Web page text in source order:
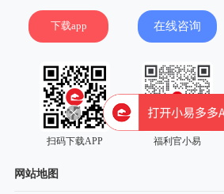
下载app 在线咨询
扫码下载APP 福利官小易
网站地图